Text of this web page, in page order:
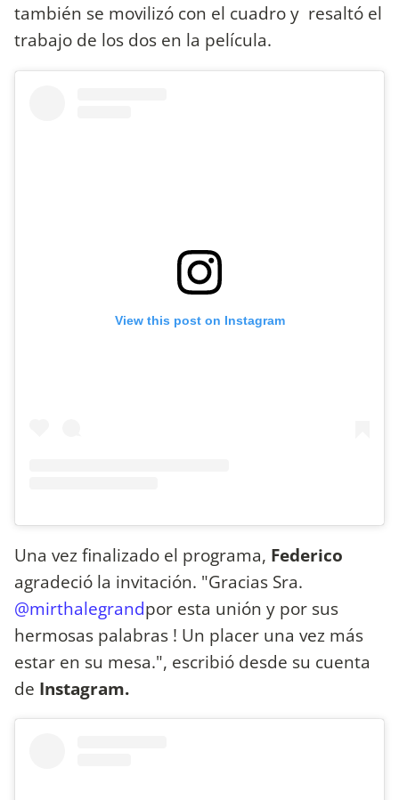
también se movilizó con el cuadro y resaltó el
trabajo de los dos en la película.
View this post on Instagram
Una vez finalizado el programa, Federico
agradeció la invitación. "Gracias Sra.
@mirthalegrandpor esta unión y por sus
hermosas palabras ! Un placer una vez más
estar en su mesa.", escribió desde su cuenta
de Instagram.